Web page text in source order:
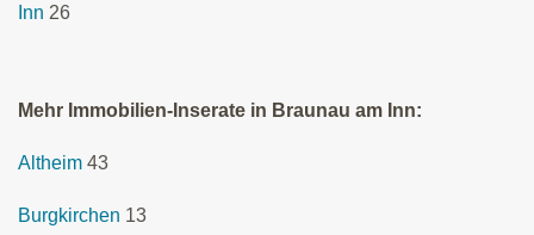
Inn 26
Mehr Immobilien-Inserate in Braunau am Inn:
Altheim 43
Burgkirchen 13